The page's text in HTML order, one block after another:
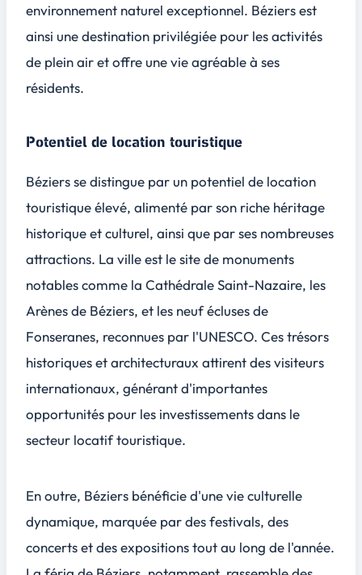
environnement naturel exceptionnel. Béziers est
ainsi une destination privilégiée pour les activités
de plein air et offre une vie agréable à ses
résidents.
Potentiel de location touristique
Béziers se distingue par un potentiel de location
touristique élevé, alimenté par son riche héritage
historique et culturel, ainsi que par ses nombreuses
attractions. La ville est le site de monuments
notables comme la Cathédrale Saint-Nazaire, les
Arènes de Béziers, et les neuf écluses de
Fonseranes, reconnues par l'UNESCO. Ces trésors
historiques et architecturaux attirent des visiteurs
internationaux, générant d'importantes
opportunités pour les investissements dans le
secteur locatif touristique.
En outre, Béziers bénéficie d'une vie culturelle
dynamique, marquée par des festivals, des
concerts et des expositions tout au long de l'année.